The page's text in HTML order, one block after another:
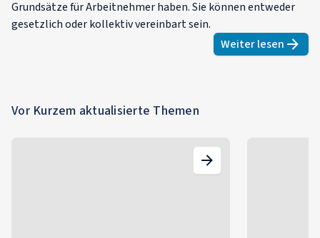
Grundsätze für Arbeitnehmer haben. Sie können entweder
gesetzlich oder kollektiv vereinbart sein.
Weiter lesen
about
Vor Kurzem aktualisierte Themen